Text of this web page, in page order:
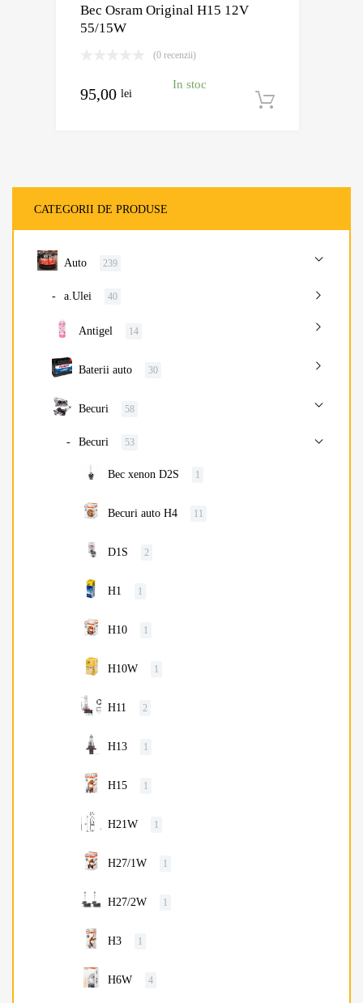
Bec Osram Original H15 12V
55/15W
(0 recenzii)
95,00 lei
In stoc
CATEGORII DE PRODUSE
Auto 239
a.Ulei 40
Antigel 14
Baterii auto 30
Becuri 58
Becuri 53
Bec xenon D2S 1
Becuri auto H4 11
D1S 2
H1 1
H10 1
H10W 1
H11 2
H13 1
H15 1
H21W 1
H27/1W 1
H27/2W 1
H3 1
H6W 4